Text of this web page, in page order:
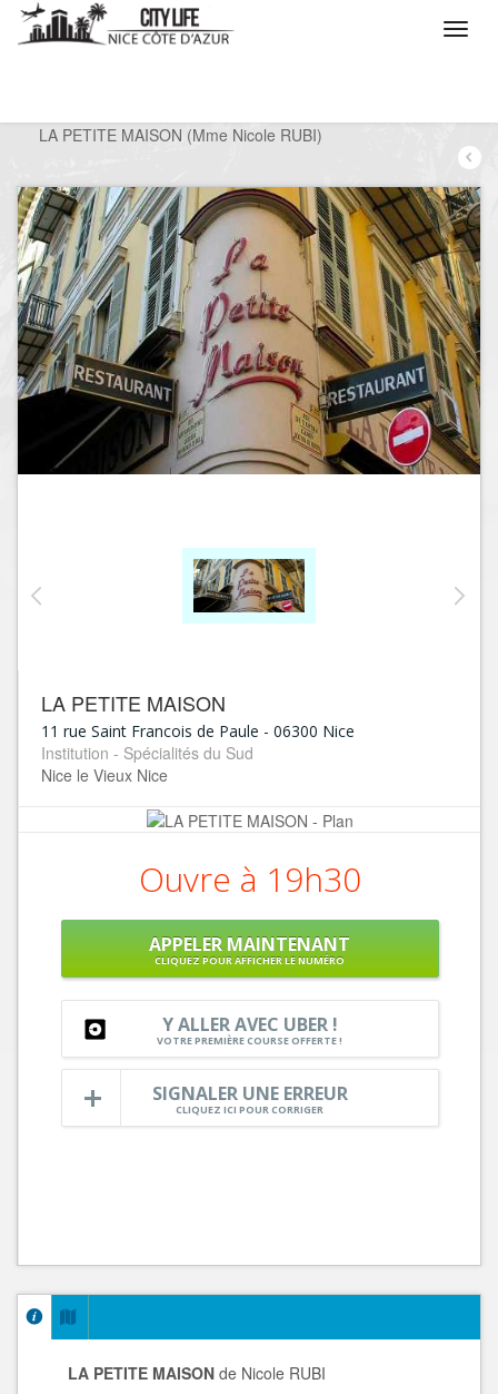
LA PETITE MAISON (Mme Nicole RUBI)
LA PETITE MAISON
11 rue Saint Francois de Paule - 06300 Nice
Institution - Spécialités du Sud
Nice le Vieux Nice
Ouvre à 19h30
APPELER MAINTENANT
CLIQUEZ POUR AFFICHER LE NUMÉRO
Y ALLER AVEC UBER !
VOTRE PREMIÈRE COURSE OFFERTE !
SIGNALER UNE ERREUR
CLIQUEZ ICI POUR CORRIGER
LA PETITE MAISON de Nicole RUBI